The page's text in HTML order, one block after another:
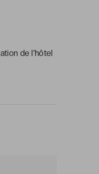
de l'hôtel